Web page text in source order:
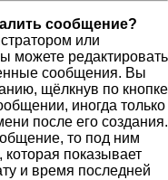
сообщение?
или
можете редактировать
сообщения. Вы
щёлкнув по кнопке
иногда только
после его создания.
то под ним
показывает
и время последней